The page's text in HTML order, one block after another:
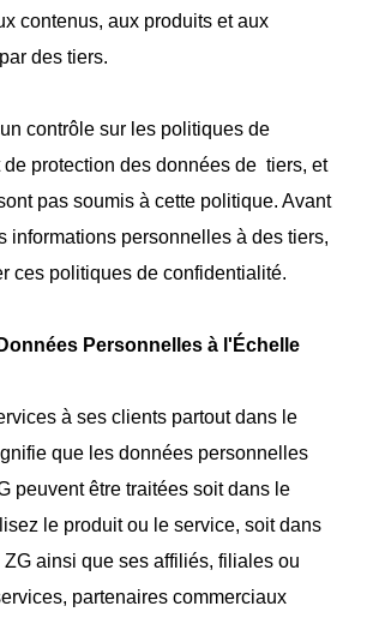
contenus, aux produits et aux
des tiers.
contrôle sur les politiques de
protection des données de tiers, et
pas soumis à cette politique. Avant
informations personnelles à des tiers,
ces politiques de confidentialité.
Personnelles à l'Échelle
à ses clients partout dans le
que les données personnelles
peuvent être traitées soit dans le
le produit ou le service, soit dans
ainsi que ses affiliés, filiales ou
partenaires commerciaux